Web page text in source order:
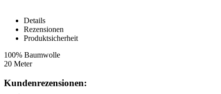
Details
Rezensionen
Produktsicherheit
HF 732 – Details
100% Baumwolle
20 Meter
Rezensionen
Kundenrezensionen: